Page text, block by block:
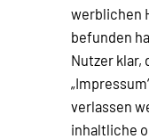
werblichen
befunden
Nutzer klar,
verlassen
inhaltliche